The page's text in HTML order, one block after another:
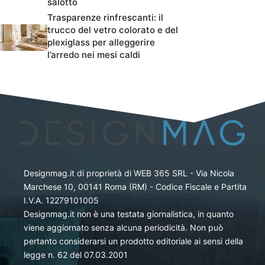
Trasparenze rinfrescanti: il
trucco del vetro colorato e del
plexiglass per alleggerire
l’arredo nei mesi caldi
Designmag.it di proprietà di WEB 365 SRL - Via Nicola
Marchese 10, 00141 Roma (RM) - Codice Fiscale e Partita
I.V.A. 12279101005
Designmag.it non è una testata giornalistica, in quanto
viene aggiornato senza alcuna periodicità. Non può
pertanto considerarsi un prodotto editoriale ai sensi della
legge n. 62 del 07.03.2001